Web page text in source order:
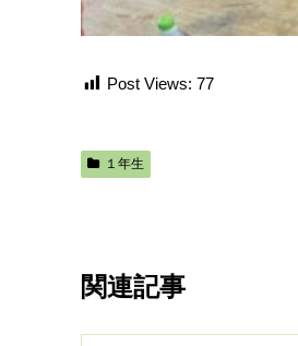
Post Views: 77
１年生
関連記事